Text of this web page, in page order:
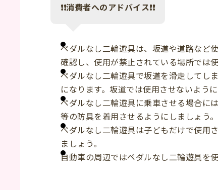
❗❗消費者へのアドバイス❗❗
ペダルなし二輪遊具は、坂道や道路など
確認し、使用が禁止されている場所では
ペダルなし二輪遊具で坂道を滑走してし
になります。坂道では使用させないように
ペダルなし二輪遊具に乗車させる場合に
等の防具を着用させるようにしましょう。
ペダルなし二輪遊具は子どもだけで使用
ましょう。
自動車の周辺ではペダルなし二輪遊具を